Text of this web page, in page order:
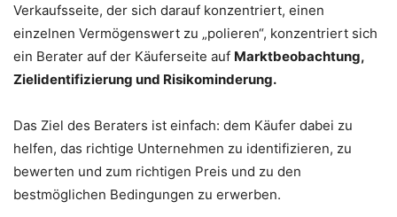
Verkaufsseite, der sich darauf konzentriert, einen
einzelnen Vermögenswert zu „polieren“, konzentriert sich
ein Berater auf der Käuferseite auf Marktbeobachtung,
Zielidentifizierung und Risikominderung.
Das Ziel des Beraters ist einfach: dem Käufer dabei zu
helfen, das richtige Unternehmen zu identifizieren, zu
bewerten und zum richtigen Preis und zu den
bestmöglichen Bedingungen zu erwerben.